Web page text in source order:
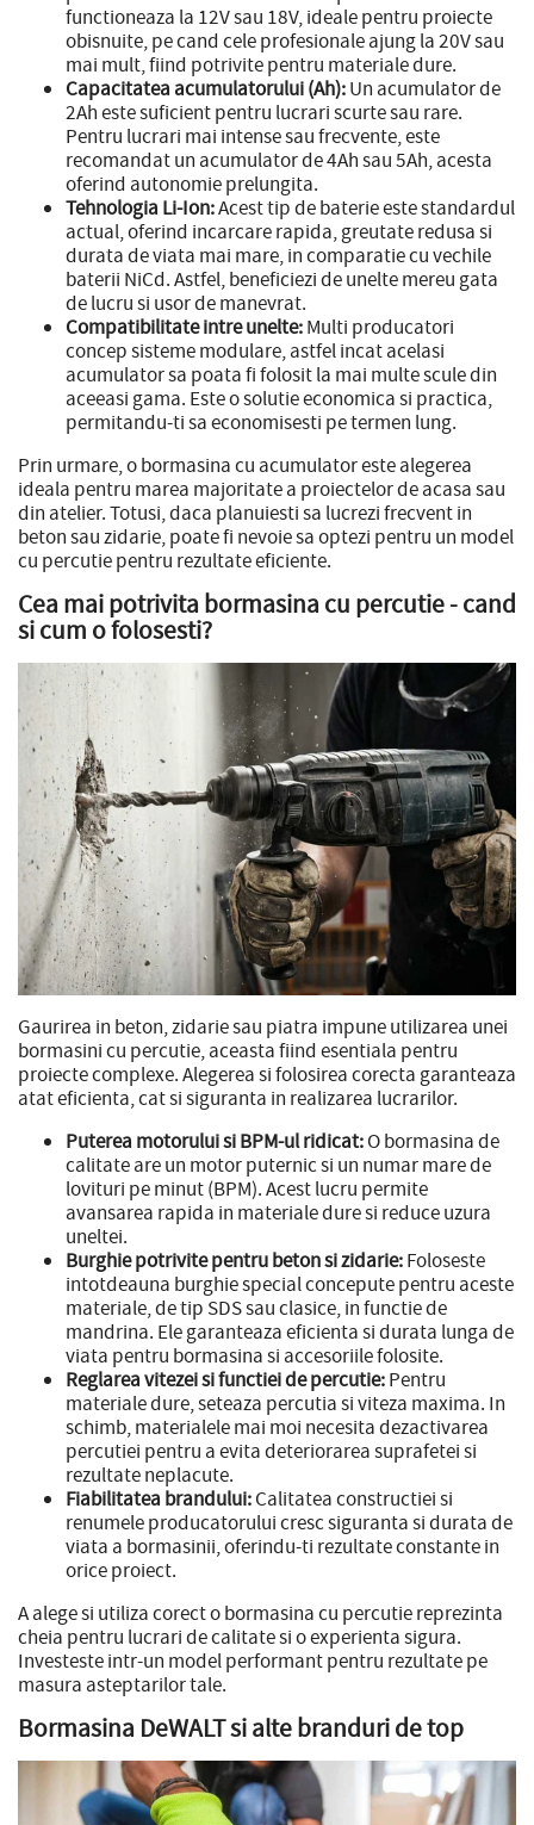
functioneaza la 12V sau 18V, ideale pentru proiecte
obisnuite, pe cand cele profesionale ajung la 20V sau
mai mult, fiind potrivite pentru materiale dure.
Capacitatea acumulatorului (Ah):Un acumulator de
2Ah este suficient pentru lucrari scurte sau rare.
Pentru lucrari mai intense sau frecvente, este
recomandat un acumulator de 4Ah sau 5Ah, acesta
oferind autonomie prelungita.
Tehnologia Li-Ion:Acest tip de baterie este standardul
actual, oferind incarcare rapida, greutate redusa si
durata de viata mai mare, in comparatie cu vechile
baterii NiCd. Astfel, beneficiezi de unelte mereu gata
de lucru si usor de manevrat.
Compatibilitate intre unelte:Multi producatori
concep sisteme modulare, astfel incat acelasi
acumulator sa poata fi folosit la mai multe scule din
aceeasi gama. Este o solutie economica si practica,
permitandu-ti sa economisesti pe termen lung.
Prin urmare, o bormasina cu acumulator este alegerea
ideala pentru marea majoritate a proiectelor de acasa sau
din atelier. Totusi, daca planuiesti sa lucrezi frecvent in
beton sau zidarie, poate fi nevoie sa optezi pentru un model
cu percutie pentru rezultate eficiente.
Cea mai potrivita bormasina cu percutie - cand
si cum o folosesti?
Gaurirea in beton, zidarie sau piatra impune utilizarea unei
bormasini cu percutie, aceasta fiind esentiala pentru
proiecte complexe. Alegerea si folosirea corecta garanteaza
atat eficienta, cat si siguranta in realizarea lucrarilor.
Puterea motorului si BPM-ul ridicat:O bormasina de
calitate are un motor puternic si un numar mare de
lovituri pe minut (BPM). Acest lucru permite
avansarea rapida in materiale dure si reduce uzura
uneltei.
Burghie potrivite pentru beton si zidarie:Foloseste
intotdeauna burghie special concepute pentru aceste
materiale, de tip SDS sau clasice, in functie de
mandrina. Ele garanteaza eficienta si durata lunga de
viata pentru bormasina si accesoriile folosite.
Reglarea vitezei si functiei de percutie:Pentru
materiale dure, seteaza percutia si viteza maxima. In
schimb, materialele mai moi necesita dezactivarea
percutiei pentru a evita deteriorarea suprafetei si
rezultate neplacute.
Fiabilitatea brandului:Calitatea constructiei si
renumele producatorului cresc siguranta si durata de
viata a bormasinii, oferindu-ti rezultate constante in
orice proiect.
A alege si utiliza corect o bormasina cu percutie reprezinta
cheia pentru lucrari de calitate si o experienta sigura.
Investeste intr-un model performant pentru rezultate pe
masura asteptarilor tale.
Bormasina DeWALT si alte branduri de top